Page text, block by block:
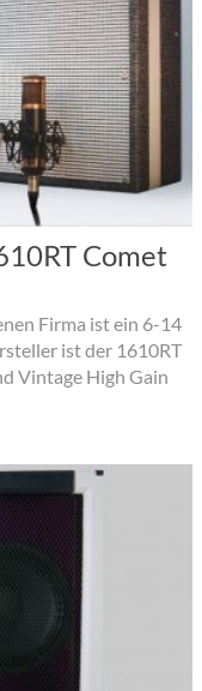
Comet
Firma ist ein 6-14
ist der 1610RT
Vintage High Gain